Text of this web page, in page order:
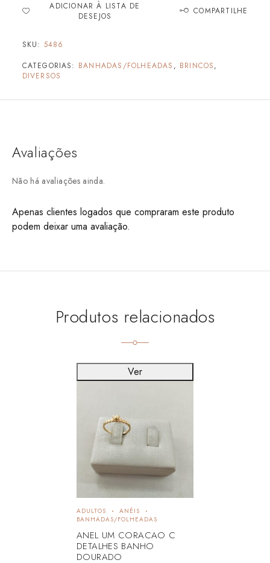
ADICIONAR À LISTA DE
DESEJOS
COMPARTILHE
SKU: 5486
CATEGORIAS: BANHADAS/FOLHEADAS , BRINCOS,
DIVERSOS
Avaliações
Não há avaliações ainda.
Apenas clientes logados que compraram este produto
podem deixar uma avaliação.
Produtos relacionados
ADULTOS
ANÉIS
BANHADAS/FOLHEADAS
ANEL UM CORACAO C
DETALHES BANHO
DOURADO
Ver